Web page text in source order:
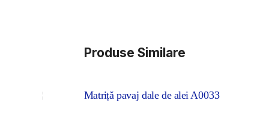
Produse Similare